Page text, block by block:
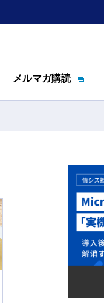
メルマガ購読